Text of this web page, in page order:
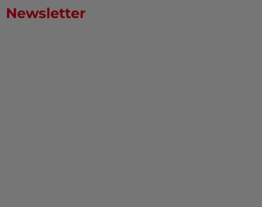
Newsletter